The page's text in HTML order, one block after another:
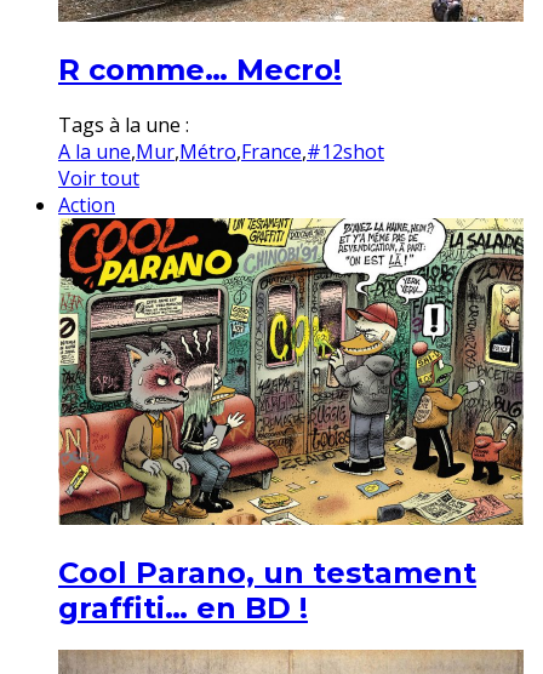
R comme… Mecro!
Tags à la une :
A la une,Mur,Métro,France,#12shot
Voir tout
Action
Cool Parano, un testament
graffiti… en BD !